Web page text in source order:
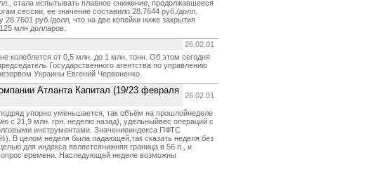
стала испытывать плавное снижение, продолжавшееся
сессии, ее значение составило 28.7644 руб./долл.
руб./долл, что на две копейки ниже закрытия
млн долларов.
26.02.01
колеблется от 0,5 млн. до 1 млн. тонн. Об этом сегодня
Государственного агентства по управлению
Украины Евгений Червоненко.
Атланта Капитал (19/23 февраля
26.02.01
упорно уменьшается, так объём на прошлойнеделе
с 21,9 млн. грн. неделю назад), удельныйвес операций с
инструментами. Значениеиндекса ПФТС
В целом неделя была падающей,так сказать неделя без
для индекса являетсянижняя граница в 56 п., и
времени. Наследующей неделе возможны